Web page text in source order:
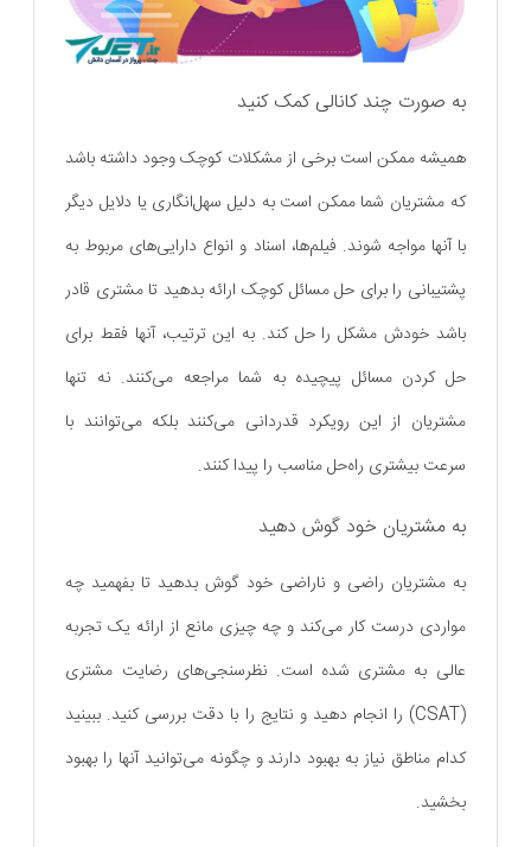
به صورت چند کانالی کمک کنید
همیشه ممکن است برخی از مشکلات کوچک وجود داشته باشد
که مشتریان شما ممکن است به دلیل سهل‌انگاری یا دلایل دیگر
با آنها مواجه شوند. فیلم‌ها، اسناد و انواع دارایی‌های مربوط به
پشتیبانی را برای حل مسائل کوچک ارائه بدهید تا مشتری قادر
باشد خودش مشکل را حل کند. به این ترتیب، آنها فقط برای
حل کردن مسائل پیچیده به شما مراجعه می‌کنند. نه تنها
مشتریان از این رویکرد قدردانی می‌کنند بلکه می‌توانند با
سرعت بیشتری راه‌حل مناسب را پیدا کنند.
به مشتریان خود گوش دهید
به مشتریان راضی و ناراضی خود گوش بدهید تا بفهمید چه
مواردی درست کار می‌کند و چه چیزی مانع از ارائه یک تجربه
عالی به مشتری شده است. نظرسنجی‌های رضایت مشتری
(CSAT) را انجام دهید و نتایج را با دقت بررسی کنید. ببینید
کدام مناطق نیاز به بهبود دارند و چگونه می‌توانید آنها را بهبود
بخشید.